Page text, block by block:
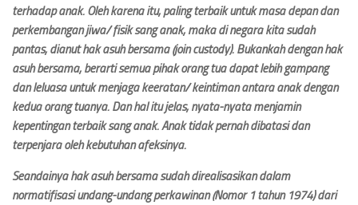
terhadap anak. Oleh karena itu, paling terbaik untuk masa depan dan
perkembangan jiwa/ fisik sang anak, maka di negara kita sudah
pantas, dianut hak asuh bersama (join custody). Bukankah dengan hak
asuh bersama, berarti semua pihak orang tua dapat lebih gampang
dan leluasa untuk menjaga keeratan/ keintiman antara anak dengan
kedua orang tuanya. Dan hal itu jelas, nyata-nyata menjamin
kepentingan terbaik sang anak. Anak tidak pernah dibatasi dan
terpenjara oleh kebutuhan afeksinya.
Seandainya hak asuh bersama sudah direalisasikan dalam
normatifisasi undang-undang perkawinan (Nomor 1 tahun 1974) dari